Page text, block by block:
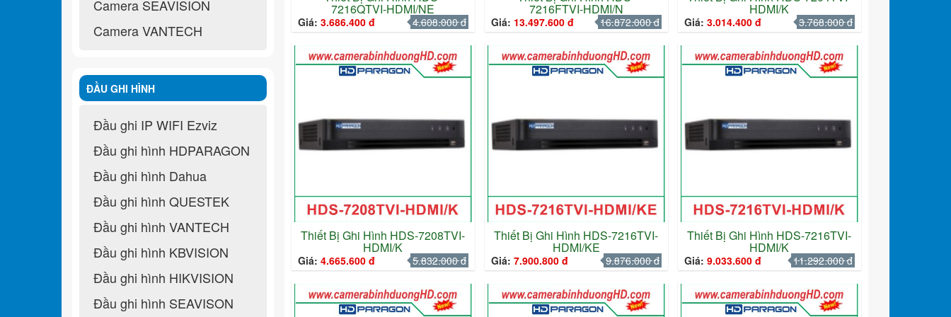
7216QTVI-HDMI/NE
Giá: 3.686.400 đ 4.608.000 đ
7216FTVI-HDMI/N
Giá: 13.497.600 đ 16.872.000 đ
HDMI/K
Giá: 3.014.400 đ 3.768.000 đ
Thiết Bị Ghi Hình HDS-7208TVI-
HDMI/K
Giá: 4.665.600 đ 5.832.000 đ
Thiết Bị Ghi Hình HDS-7216TVI-
HDMI/KE
Giá: 7.900.800 đ 9.876.000 đ
Thiết Bị Ghi Hình HDS-7216TVI-
HDMI/K
Giá: 9.033.600 đ 11.292.000 đ
Camera SEAVISION
Camera VANTECH
ĐẦU GHI HÌNH
Đầu ghi IP WIFI Ezviz
Đầu ghi hình HDPARAGON
Đầu ghi hình Dahua
Đầu ghi hình QUESTEK
Đầu ghi hình VANTECH
Đầu ghi hình KBVISION
Đầu ghi hình HIKVISION
Đầu ghi hình SEAVISON